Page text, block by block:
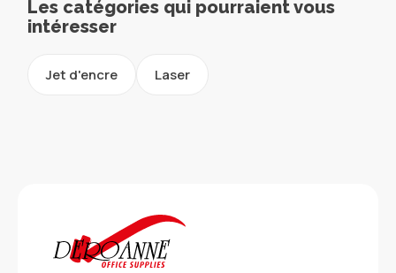
Les catégories qui pourraient vous
intéresser
Jet d'encre Laser